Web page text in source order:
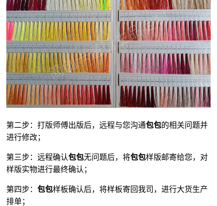
第二步：打版师傅出版后，远程与您沟通包包的相关问题并
进行修改；
第三步：远程确认包包无问题后，将包包样版邮寄给您，对
样版实物进行最终确认；
第四步：包包样板确认后，将样板寄回我司，进行大货生产
排单；